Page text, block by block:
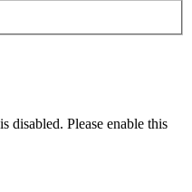
disabled. Please enable this